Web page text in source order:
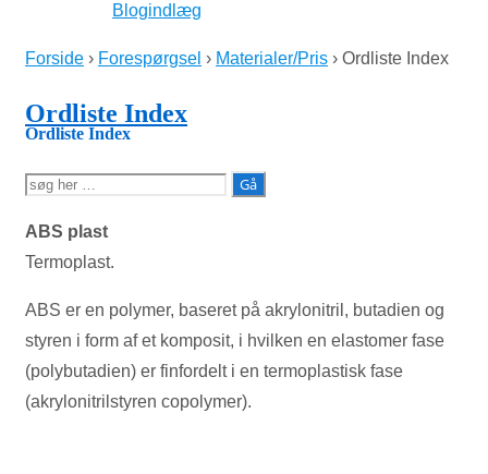
Blogindlæg
Forside › Forespørgsel › Materialer/Pris › Ordliste Index
Ordliste Index
Ordliste Index
Søg
ABS plast
Termoplast.
ABS er en polymer, baseret på akrylonitril, butadien og
styren i form af et komposit, i hvilken en elastomer fase
(polybutadien) er finfordelt i en termoplastisk fase
(akrylonitrilstyren copolymer).